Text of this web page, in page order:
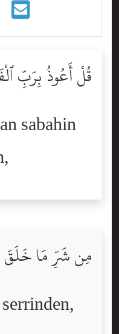
قُلْ أَعُوذُ بِرَبِّ
sabahin
مِن شَرِّ مَا خَلَقَ